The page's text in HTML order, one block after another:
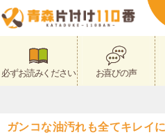
必ずお読みください お喜びの声
ガンコな油汚れも全てキレイに